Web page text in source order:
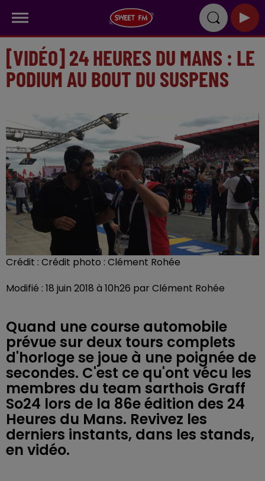
[VIDÉO] 24 HEURES DU MANS : LE
PODIUM AU BOUT DU SUSPENS
Crédit : Crédit photo : Clément Rohée
Modifié : 18 juin 2018 à 10h26 par Clément Rohée
Quand une course automobile
prévue sur deux tours complets
d'horloge se joue à une poignée de
secondes. C'est ce qu'ont vécu les
membres du team sarthois Graff
So24 lors de la 86e édition des 24
Heures du Mans. Revivez les
derniers instants, dans les stands,
en vidéo.